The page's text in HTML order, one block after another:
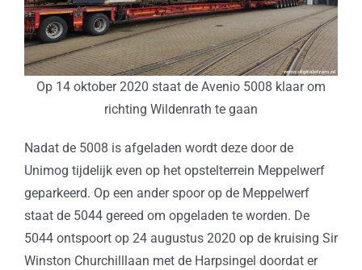
Op 14 oktober 2020 staat de Avenio 5008 klaar om
richting Wildenrath te gaan
Nadat de 5008 is afgeladen wordt deze door de
Unimog tijdelijk even op het opstelterrein Meppelwerf
geparkeerd. Op een ander spoor op de Meppelwerf
staat de 5044 gereed om opgeladen te worden. De
5044 ontspoort op 24 augustus 2020 op de kruising Sir
Winston Churchilllaan met de Harpsingel doordat er